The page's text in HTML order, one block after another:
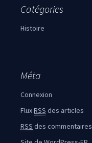
Catégories
Histoire
Méta
Connexion
FluxRSS des articles
RSS des commentaires